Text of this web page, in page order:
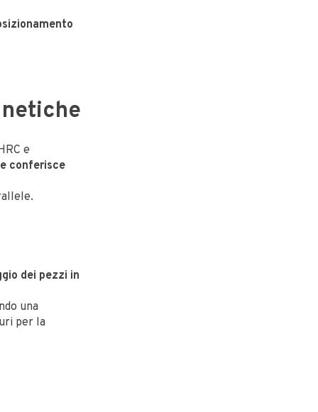
e
conferisce
dei pezzi in
una
per la